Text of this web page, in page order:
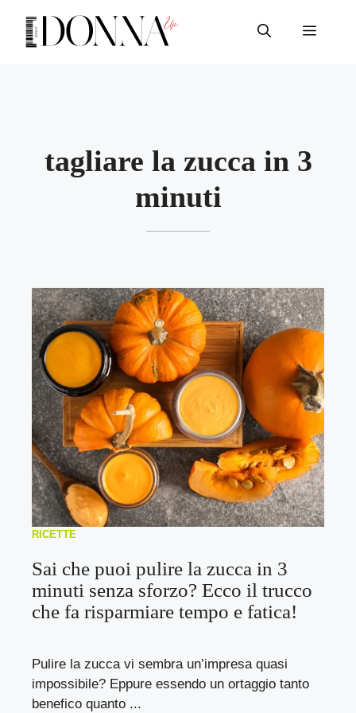
contenuto
Menu
tagliare la zucca in 3
minuti
RICETTE
Sai che puoi pulire la zucca in 3
minuti senza sforzo? Ecco il trucco
che fa risparmiare tempo e fatica!
Pulire la zucca vi sembra un’impresa quasi
impossibile? Eppure essendo un ortaggio tanto
benefico quanto ...